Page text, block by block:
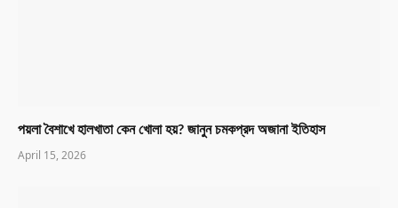
পয়লা বৈশাখে হালখাতা কেন খোলা হয়? জানুন চমকপ্রদ অজানা ইতিহাস
April 15, 2026